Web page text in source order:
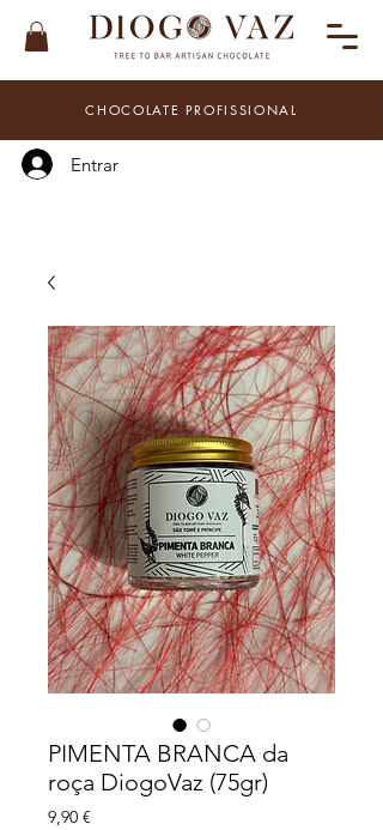
CHOCOLATE PROFISSIONAL
Entrar
PIMENTA BRANCA da
roça DiogoVaz (75gr)
9,90 €